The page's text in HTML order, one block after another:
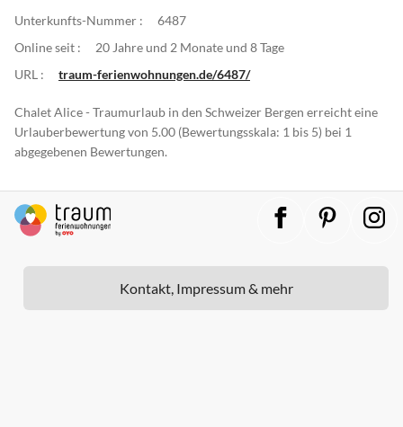
Unterkunfts-Nummer :
6487
Online seit :
20 Jahre und 2 Monate und 8 Tage
URL :
traum-ferienwohnungen.de/6487/
Chalet Alice - Traumurlaub in den Schweizer Bergen erreicht eine
Urlauberbewertung von 5.00 (Bewertungsskala: 1 bis 5) bei 1
abgegebenen Bewertungen.
Kontakt, Impressum & mehr